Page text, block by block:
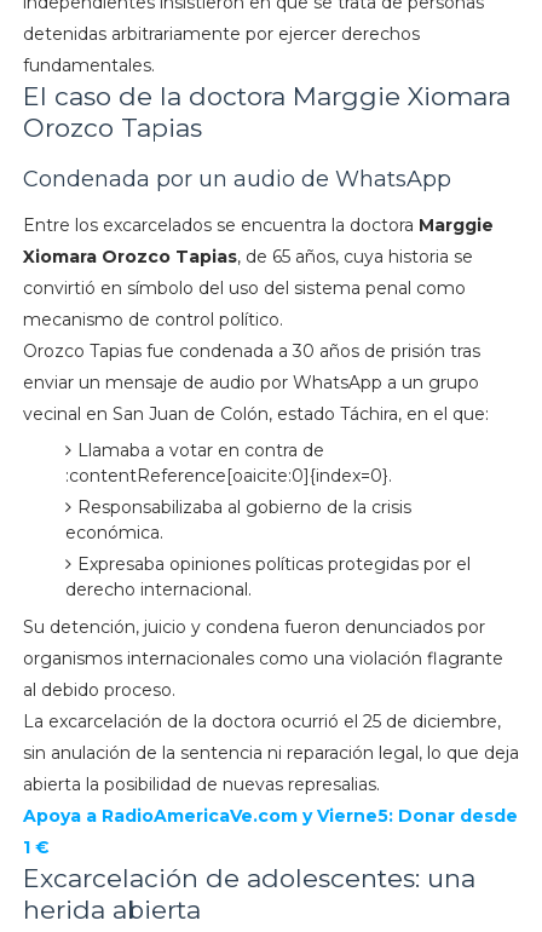
detenidas arbitrariamente por ejercer derechos
fundamentales.
El caso de la doctora Marggie Xiomara
Orozco Tapias
Condenada por un audio de WhatsApp
Entre los excarcelados se encuentra la doctora Marggie
Xiomara Orozco Tapias, de 65 años, cuya historia se
convirtió en símbolo del uso del sistema penal como
mecanismo de control político.
Orozco Tapias fue condenada a 30 años de prisión tras
enviar un mensaje de audio por WhatsApp a un grupo
vecinal en San Juan de Colón, estado Táchira, en el que:
Llamaba a votar en contra de
:contentReference[oaicite:0]{index=0}.
Responsabilizaba al gobierno de la crisis
económica.
Expresaba opiniones políticas protegidas por el
derecho internacional.
Su detención, juicio y condena fueron denunciados por
organismos internacionales como una violación flagrante
al debido proceso.
La excarcelación de la doctora ocurrió el 25 de diciembre,
sin anulación de la sentencia ni reparación legal, lo que deja
abierta la posibilidad de nuevas represalias.
Apoya a RadioAmericaVe.com y Vierne5: Donar desde
1 €
Excarcelación de adolescentes: una
herida abierta